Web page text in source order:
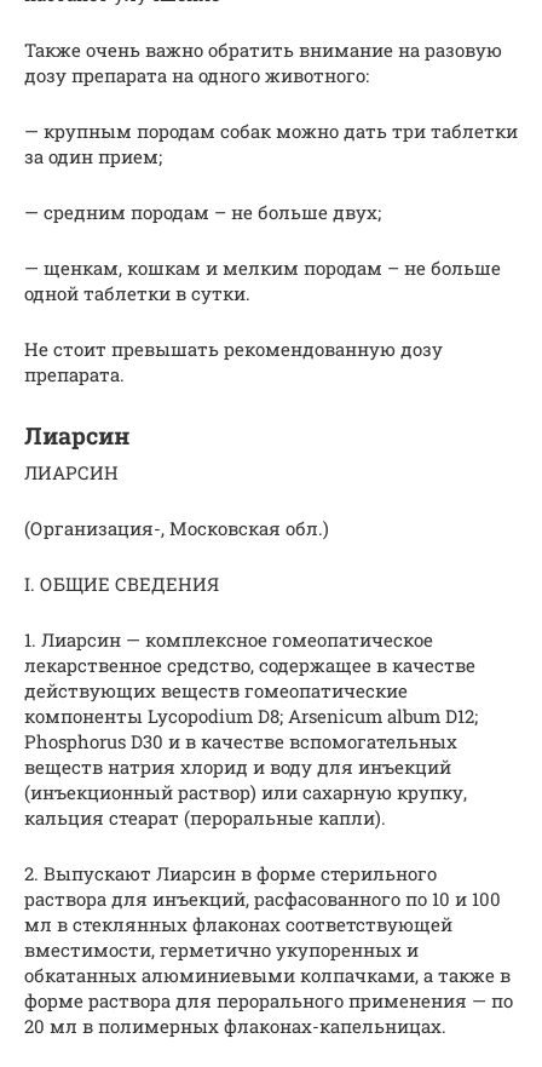
Также очень важно обратить внимание на разовую
дозу препарата на одного животного:
— крупным породам собак можно дать три таблетки
за один прием;
— средним породам – не больше двух;
— щенкам, кошкам и мелким породам – не больше
одной таблетки в сутки.
Не стоит превышать рекомендованную дозу
препарата.
Лиарсин
ЛИАРСИН
(Организация-, Московская обл.)
I. ОБЩИЕ СВЕДЕНИЯ
1. Лиарсин — комплексное гомеопатическое
лекарственное средство, содержащее в качестве
действующих веществ гомеопатические
компоненты Lycopodium D8; Arsenicum album D12;
Phosphorus D30 и в качестве вспомогательных
веществ натрия хлорид и воду для инъекций
(инъекционный раствор) или сахарную крупку,
кальция стеарат (пероральные капли).
2. Выпускают Лиарсин в форме стерильного
раствора для инъекций, расфасованного по 10 и 100
мл в стеклянных флаконах соответствующей
вместимости, герметично укупоренных и
обкатанных алюминиевыми колпачками, а также в
форме раствора для перорального применения — по
20 мл в полимерных флаконах-капельницах.